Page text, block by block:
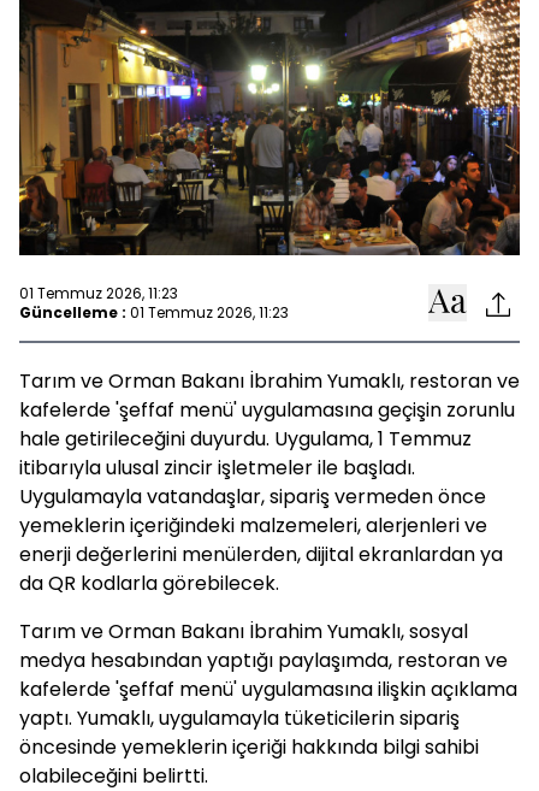
01 Temmuz 2026, 11:23
Güncelleme : 01 Temmuz 2026, 11:23
Tarım ve Orman Bakanı İbrahim Yumaklı, restoran ve
kafelerde 'şeffaf menü' uygulamasına geçişin zorunlu
hale getirileceğini duyurdu. Uygulama, 1 Temmuz
itibarıyla ulusal zincir işletmeler ile başladı.
Uygulamayla vatandaşlar, sipariş vermeden önce
yemeklerin içeriğindeki malzemeleri, alerjenleri ve
enerji değerlerini menülerden, dijital ekranlardan ya
da QR kodlarla görebilecek.
Tarım ve Orman Bakanı İbrahim Yumaklı, sosyal
medya hesabından yaptığı paylaşımda, restoran ve
kafelerde 'şeffaf menü' uygulamasına ilişkin açıklama
yaptı. Yumaklı, uygulamayla tüketicilerin sipariş
öncesinde yemeklerin içeriği hakkında bilgi sahibi
olabileceğini belirtti.